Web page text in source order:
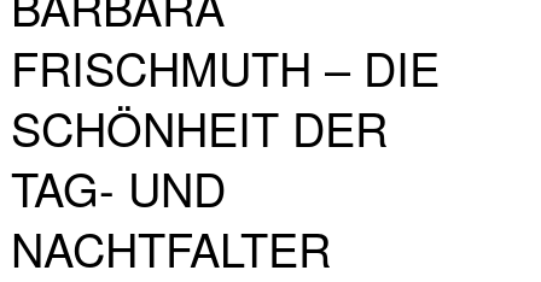
PARTNER*INNEN
ANGEBOTE
FRISCHMUTH – DIE
SCHÖNHEIT DER
TAG- UND
NACHTFALTER